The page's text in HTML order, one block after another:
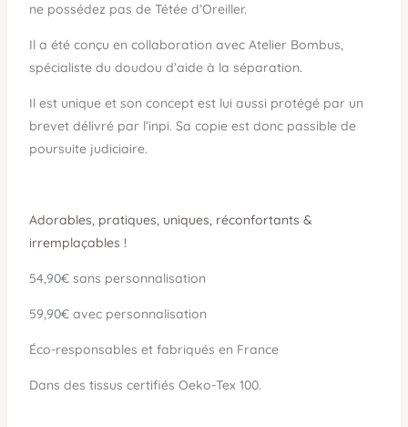
ne possédez pas de Tétée d’Oreiller.
Il a été conçu en collaboration avec Atelier Bombus,
spécialiste du doudou d’aide à la séparation.
Il est unique et son concept est lui aussi protégé par un
brevet délivré par l’inpi. Sa copie est donc passible de
poursuite judiciaire.
Adorables, pratiques, uniques, réconfortants &
irremplaçables !
54,90€ sans personnalisation
59,90€ avec personnalisation
Éco-responsables et fabriqués en France
Dans des tissus certifiés Oeko-Tex 100.